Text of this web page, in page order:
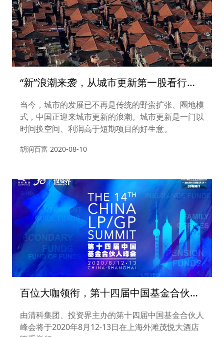
“新”浪潮来袭，从城市更新第一股看行业
群雄争霸，试问谁将登顶？
当今，城市的发展已不再是传统的野蛮扩张、圈地模
式，中国正迎来城市更新的浪潮。城市更新是一门以
时间换空间、利润高于短期项目的好生意。
胡润百富 2020-08-10
百位大咖领衔，第十四届中国基金合伙人
峰会亮点抢先看
由清科集团、投资界主办的第十四届中国基金合伙人
峰会将于2020年8月12-13日在上海外滩茂悦大酒店